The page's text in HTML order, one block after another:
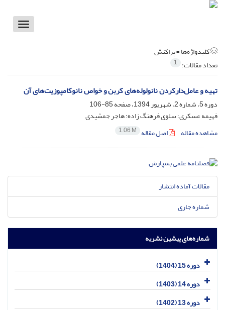
Toggle
کلیدواژه‌ها =پراکنش
تعداد مقالات: 1
تهیه و عامل‌دارکردن نانولوله‌های کربن و خواص نانوکامپوزیت‌های آن
دوره 5، شماره 2، شهریور 1394، صفحه
85-106
فهیمه عسکری؛ سلوی فرهنگ زاده؛ هاجر جمشیدی
مشاهده مقاله
اصل مقاله 1.06 M
مقالات آماده انتشار
شماره جاری
شماره‌های پیشین نشریه
دوره 15 (1404)
دوره 14 (1403)
دوره 13 (1402)